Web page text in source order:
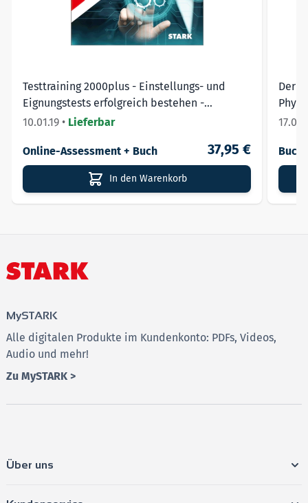
Testtraining 2000plus - Einstellungs- und
Eignungstests erfolgreich bestehen -
Hesse/Schrader
10.01.19 • Lieferbar
Online-Assessment + Buch 37,95 €
In den Warenkorb
Der
Buch
MySTARK
Alle digitalen Produkte im Kundenkonto: PDFs, Videos,
Audio und mehr!
Zu MySTARK >
Über uns